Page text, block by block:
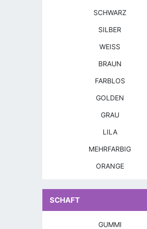
SCHWARZ
SILBER
WEISS
BRAUN
FARBLOS
GOLDEN
GRAU
LILA
MEHRFARBIG
ORANGE
SCHAFT
GUMMI